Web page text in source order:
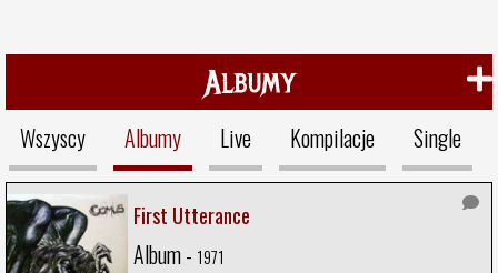
Albumy
Wszyscy Albumy Live Kompilacje Single
First Utterance
Album - 1971